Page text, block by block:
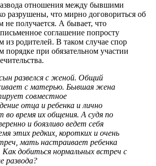
отношения между бывшими
разрушены, что мирно договориться об
не получается. А бывает, что
соглашение попросту
из родителей. В таком случае спор
порядке при обязательном участии
развелся с женой. Общий
с матерью. Бывшая жена
совместное
отца и ребенка и лично
во время их общения. А судя по
и боязливо ведет себя
этих редких, коротких и очень
мать настраивает ребенка
Какдобиться нормальных встреч с
развода?